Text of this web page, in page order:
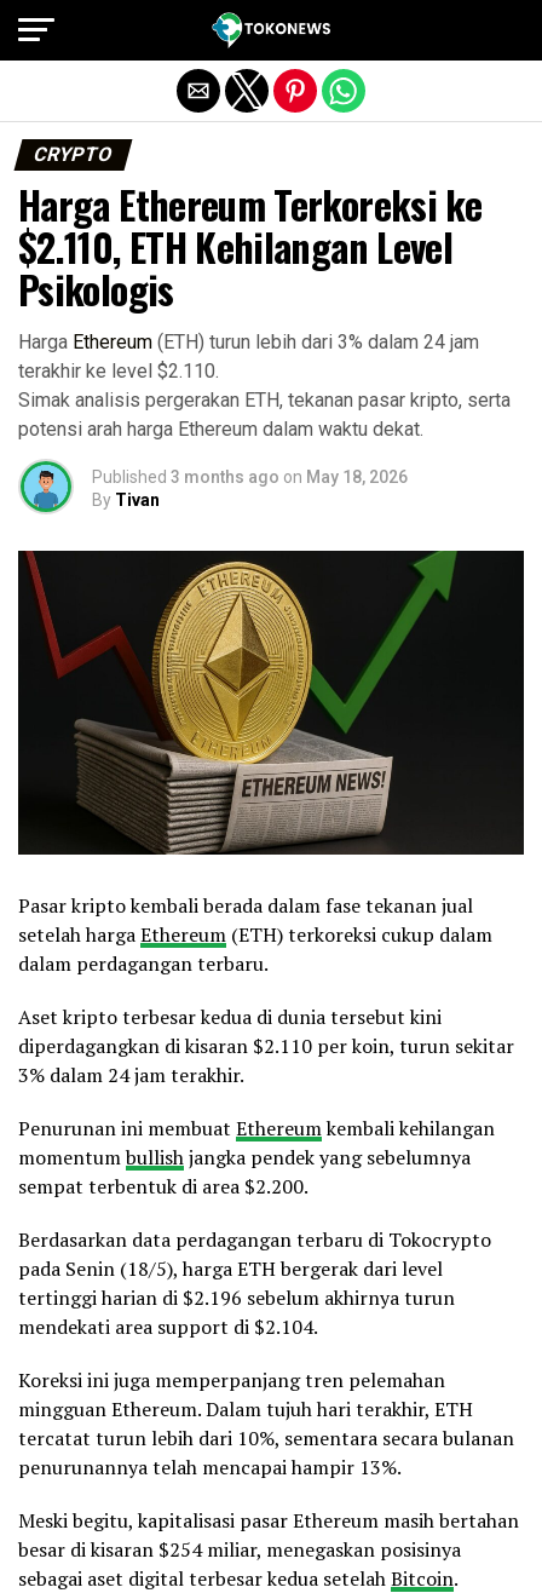
CRYPTO
Harga Ethereum Terkoreksi ke
$2.110, ETH Kehilangan Level
Psikologis
Harga Ethereum (ETH) turun lebih dari 3% dalam 24 jam
terakhir ke level $2.110.
Simak analisis pergerakan ETH, tekanan pasar kripto, serta
potensi arah harga Ethereum dalam waktu dekat.
Published 3 months ago on May 18, 2026
By Tivan
Pasar kripto kembali berada dalam fase tekanan jual
setelah hargaEthereum (ETH) terkoreksi cukup dalam
dalam perdagangan terbaru.
Aset kripto terbesar kedua di dunia tersebut kini
diperdagangkan di kisaran $2.110 per koin, turun sekitar
3% dalam 24 jam terakhir.
Penurunan ini membuat Ethereumkembali kehilangan
momentumbullishjangka pendek yang sebelumnya
sempat terbentuk di area $2.200.
Berdasarkan data perdagangan terbaru di Tokocrypto
pada Senin (18/5), harga ETH bergerak dari level
tertinggi harian di $2.196 sebelum akhirnya turun
mendekati area support di $2.104.
Koreksi ini juga memperpanjang tren pelemahan
mingguan Ethereum. Dalam tujuh hari terakhir, ETH
tercatat turun lebih dari 10%, sementara secara bulanan
penurunannya telah mencapai hampir 13%.
Meski begitu, kapitalisasi pasar Ethereum masih bertahan
besar di kisaran $254 miliar, menegaskan posisinya
sebagai aset digital terbesar kedua setelahBitcoin.
Exit mobile version